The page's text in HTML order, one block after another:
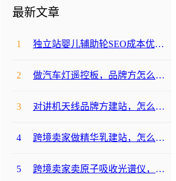
最新文章
1 独立站婴儿辅助轮SEO成本优化咋避坑？
2 做汽车灯遥控板，品牌方怎么选平台避坑？
3 对讲机天线品牌方建站，怎么降低成本啊？
4 跨境卖家做精华乳建站，怎么选合适提升转化？
5 跨境卖家卖原子吸收光谱仪，选哪个建站平台合适？